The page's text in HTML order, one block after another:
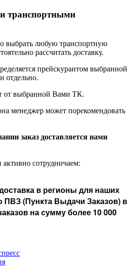
транспортными
выбрать любую транспортную
рассчитать доставку.
прейскурантом выбранной
отдельно.
от выбранной Вами ТК.
менеджер может порекомендовать
заказ доставляется нами
сотрудничаем:
в регионы для наших
ПВЗ (Пункта Выдачи Заказов) в
на сумму более 10 000